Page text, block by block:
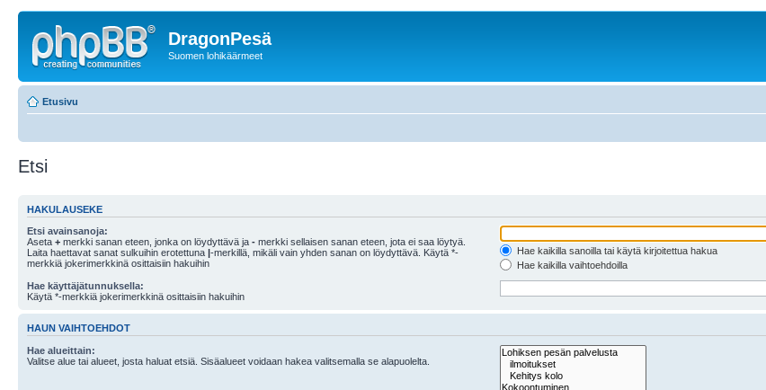
DragonPesä
Suomen lohikäärmeet
Etusivu
Etsi
HAKULAUSEKE
Etsi avainsanoja:
Aseta + merkki sanan eteen, jonka on löydyttävä ja - merkki sellaisen sanan eteen, jota ei saa löytyä.
Laita haettavat sanat sulkuihin erotettuna |-merkillä, mikäli vain yhden sanan on löydyttävä. Käytä *-
merkkiä jokerimerkkinä osittaisiin hakuihin
Hae kaikilla sanoilla tai käytä kirjoitettua hakua
Hae kaikilla vaihtoehdoilla
Hae käyttäjätunnuksella:
Käytä *-merkkiä jokerimerkkinä osittaisiin hakuihin
HAUN VAIHTOEHDOT
Hae alueittain:
Valitse alue tai alueet, josta haluat etsiä. Sisäalueet voidaan hakea valitsemalla se alapuolelta.